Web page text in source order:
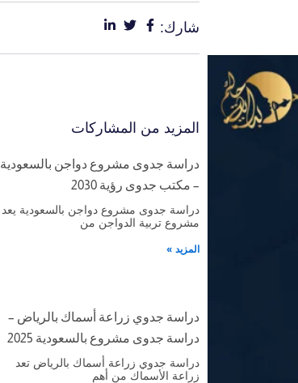
شارك:
المزيد من المشاركات
دراسة جدوى مشروع دواجن بالسعودية
– مكتب جدوى رؤية 2030
دراسة جدوى مشروع دواجن بالسعودية يعد
مشروع تربية الدواجن من
المزيد »
دراسة جدوي زراعة أسماك بالرياض –
دراسة جدوى مشروع بالسعودية 2025
دراسة جدوي زراعة أسماك بالرياض تعد
زراعة الأسماك من أهم